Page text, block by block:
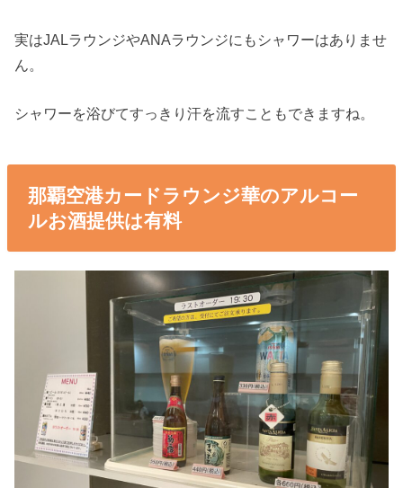
実はJALラウンジやANAラウンジにもシャワーはありませ
ん。
シャワーを浴びてすっきり汗を流すこともできますね。
那覇空港カードラウンジ華のアルコー
ルお酒提供は有料